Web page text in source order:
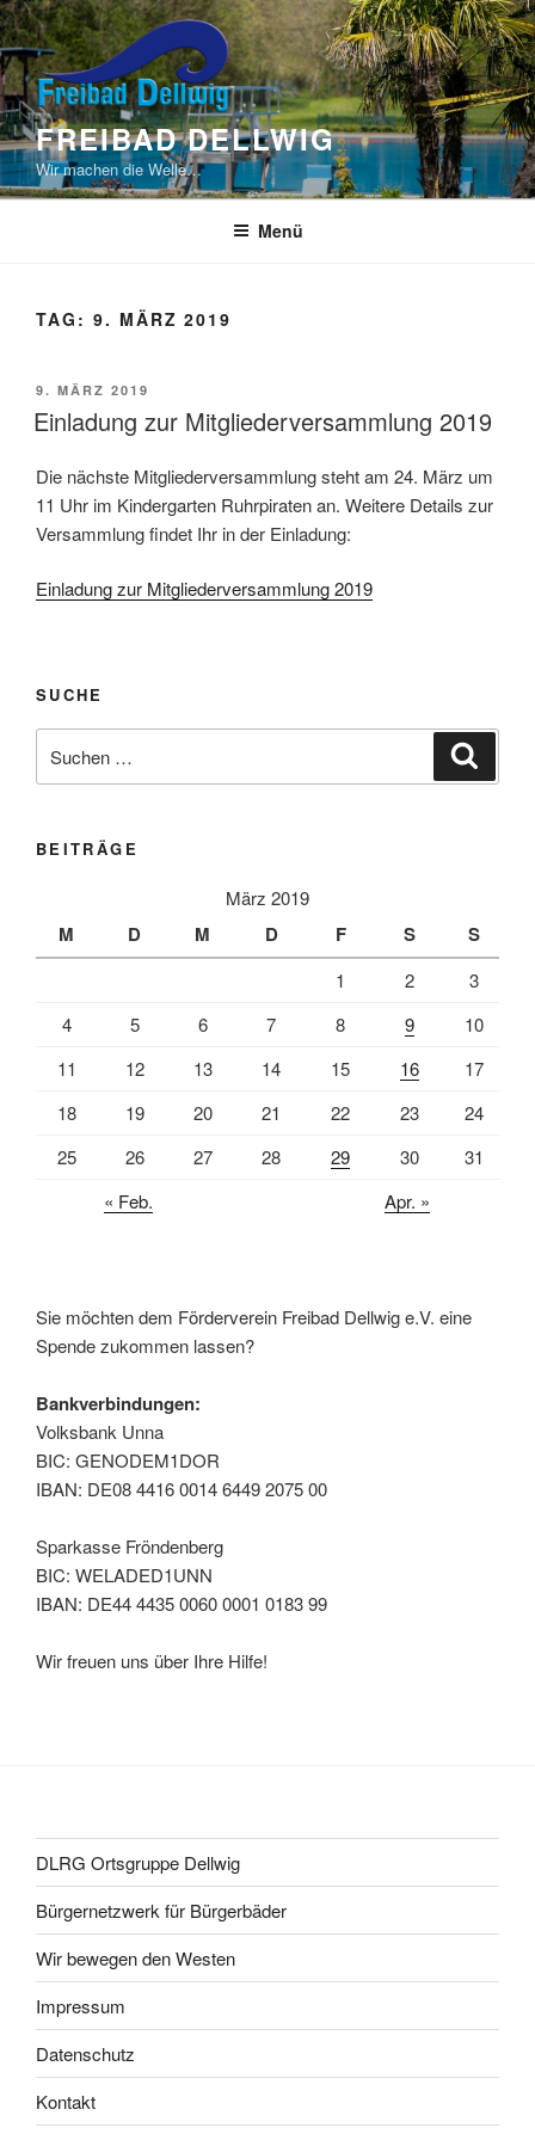
Zum
Inhalt
springen
FREIBAD DELLWIG
Wir machen die Welle…
Menü
TAG: 9. MÄRZ 2019
VERÖFFENTLICHT
AM
9. MÄRZ 2019
Einladung zur Mitgliederversammlung 2019
Die nächste Mitgliederversammlung steht am 24. März um
11 Uhr im Kindergarten Ruhrpiraten an. Weitere Details zur
Versammlung findet Ihr in der Einladung:
Einladung zur Mitgliederversammlung 2019
SUCHE
nach:
BEITRÄGE
März 2019
M D M D F S S
1 2
3
4
5 6 7 8 9
10
11
12 13 14 15 16
17
18
19 20 21 22 23
24
25
26 27 28 29 30
31
« Feb.
Apr. »
Sie möchten dem Förderverein Freibad Dellwig e.V. eine
Spende zukommen lassen?
Bankverbindungen:
Volksbank Unna
BIC: GENODEM1DOR
IBAN: DE08 4416 0014 6449 2075 00
Sparkasse Fröndenberg
BIC: WELADED1UNN
IBAN: DE44 4435 0060 0001 0183 99
Wir freuen uns über Ihre Hilfe!
DLRG Ortsgruppe Dellwig
Bürgernetzwerk für Bürgerbäder
Wir bewegen den Westen
Impressum
Datenschutz
Kontakt